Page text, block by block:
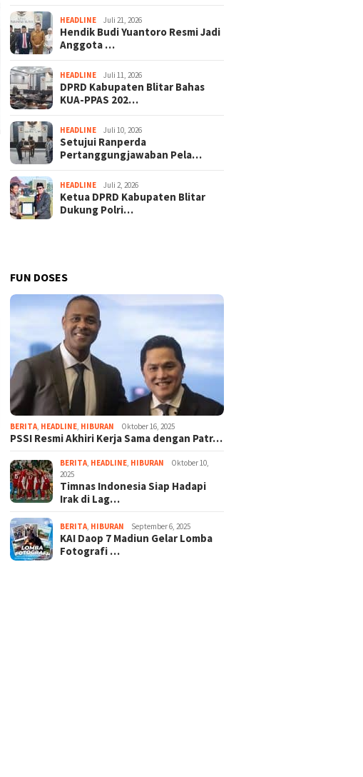
HEADLINE Juli 21, 2026
Hendik Budi Yuantoro Resmi Jadi
Anggota …
HEADLINE Juli 11, 2026
DPRD Kabupaten Blitar Bahas
KUA-PPAS 202…
HEADLINE Juli 10, 2026
Setujui Ranperda
Pertanggungjawaban Pela…
HEADLINE Juli 2, 2026
Ketua DPRD Kabupaten Blitar
Dukung Polri…
FUN DOSES
BERITA HEADLINE HIBURAN Oktober 16, 2025
PSSI Resmi Akhiri Kerja Sama dengan Patr…
BERITA HEADLINE HIBURAN
Oktober 10,
2025
Timnas Indonesia Siap Hadapi
Irak di Lag…
BERITA HIBURAN September 6, 2025
KAI Daop 7 Madiun Gelar Lomba
Fotografi …